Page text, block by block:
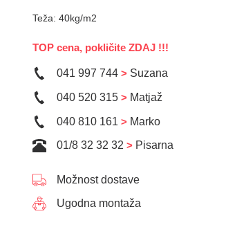
Teža: 40kg/m2
TOP cena, pokličite ZDAJ !!!
041 997 744 > Suzana
040 520 315 > Matjaž
040 810 161 > Marko
01/8 32 32 32 > Pisarna
Možnost dostave
Ugodna montaža